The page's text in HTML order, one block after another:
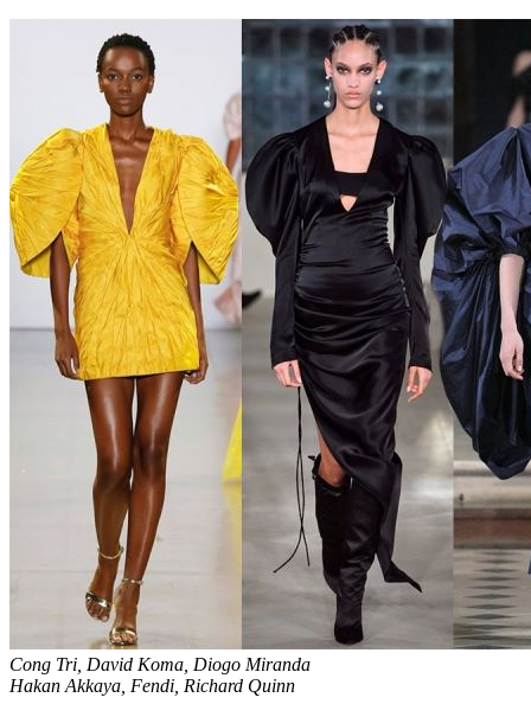
Cong Tri, David Koma, Diogo Miranda
Hakan Akkaya, Fendi, Richard Quinn